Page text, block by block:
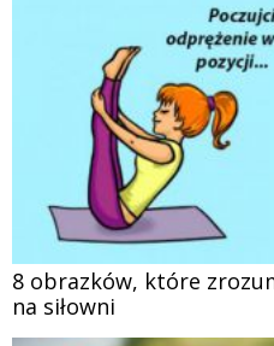
8 obrazków, które
na siłowni